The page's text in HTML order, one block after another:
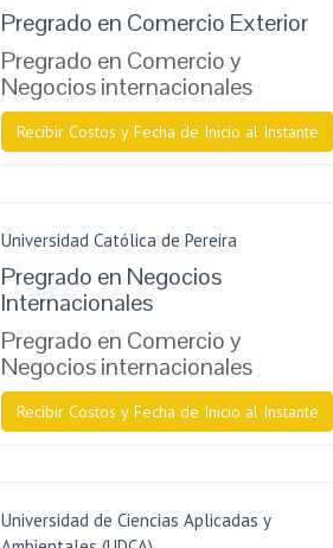
Pregrado en Comercio Exterior
Pregrado en Comercio y
Negocios internacionales
Recibir Costos y Fecha de Inicio al Instante
Universidad Católica de Pereira
Pregrado en Negocios
Internacionales
Pregrado en Comercio y
Negocios internacionales
Recibir Costos y Fecha de Inicio al Instante
Universidad de Ciencias Aplicadas y